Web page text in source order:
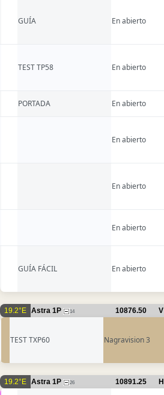
GUÍA En abierto
TEST TP58 En abierto
PORTADA En abierto
En abierto
En abierto
En abierto
GUÍA FÁCIL En abierto
19.2°E Astra 1P 14 10876.50 V
TEST TXP60 Nagravision 3
19.2°E Astra 1P 26 10891.25 H